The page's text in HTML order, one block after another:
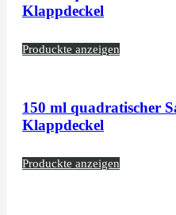
Klappdeckel
Produckte anzeigen
150 ml quadratischer
Klappdeckel
Produckte anzeigen